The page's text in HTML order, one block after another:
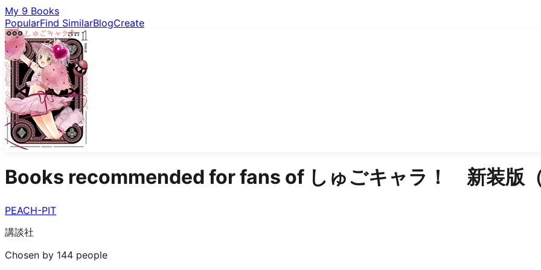
My 9 Books
PopularFind SimilarBlogCreate
Books recommended for fans of しゅごキャラ！ 新装版
PEACH-PIT
講談社
Chosen by 144 people